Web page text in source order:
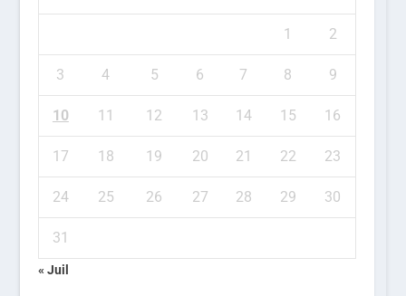
1 2
3 4 5 6 7 8 9
10 11 12 13 14 15 16
17 18 19 20 21 22 23
24 25 26 27 28 29 30
31
« Juil